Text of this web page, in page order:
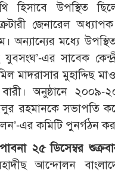
হিসাবে উপস্থিত
জেনারেল
অন্যান্যের মধ্যে
যুবসংঘ’-এর সাবেক
মাদরাসার মুহাদ্দিছ
অনুষ্ঠানে ২০০৯-
রহমানকে সভাপতি
এর কমিটি পুনর্গঠন
২৫ ডিসেম্বর
আন্দোলন